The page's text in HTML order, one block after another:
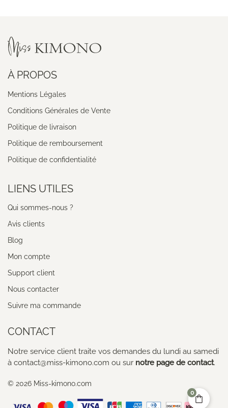
À PROPOS
Mentions Légales
Conditions Générales de Vente
Politique de livraison
Politique de remboursement
Politique de confidentialité
LIENS UTILES
Qui sommes-nous ?
Avis clients
Blog
Mon compte
Support client
Nous contacter
Suivre ma commande
CONTACT
Notre service client traite vos demandes du lundi au samedi
à contact@miss-kimono.com ou sur notre page de contact.
© 2026 Miss-kimono.com
0